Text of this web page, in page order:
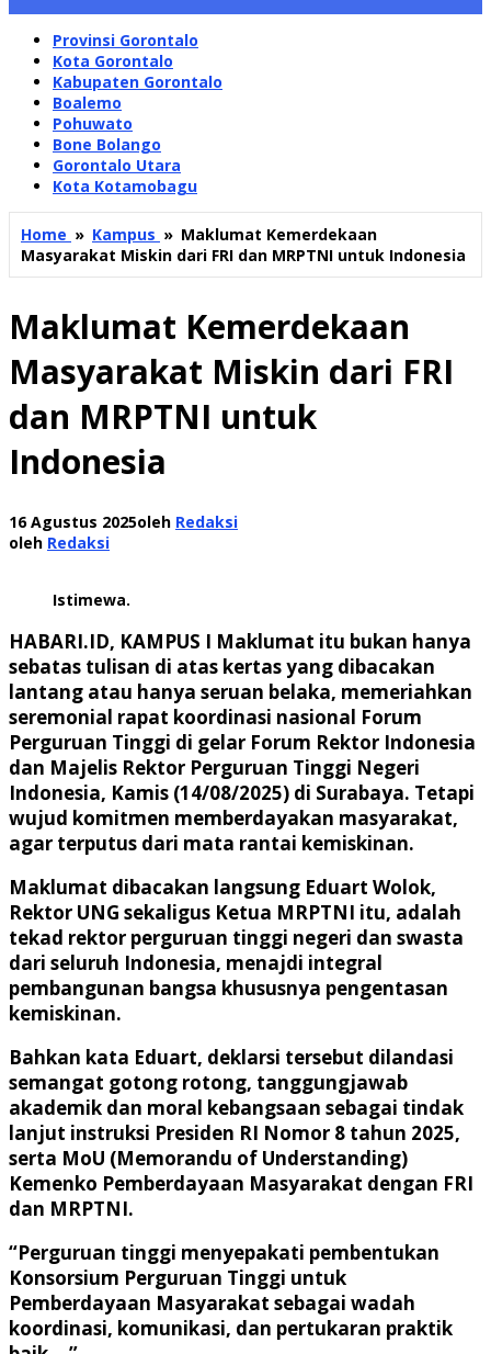
Provinsi Gorontalo
Kota Gorontalo
Kabupaten Gorontalo
Boalemo
Pohuwato
Bone Bolango
Gorontalo Utara
Kota Kotamobagu
Home » Kampus » Maklumat Kemerdekaan
Masyarakat Miskin dari FRI dan MRPTNI untuk Indonesia
Maklumat Kemerdekaan
Masyarakat Miskin dari FRI
dan MRPTNI untuk
Indonesia
16 Agustus 2025oleh Redaksi
oleh Redaksi
Istimewa.
HABARI.ID, KAMPUS I Maklumat itu bukan hanya
sebatas tulisan di atas kertas yang dibacakan
lantang atau hanya seruan belaka, memeriahkan
seremonial rapat koordinasi nasional Forum
Perguruan Tinggi di gelar Forum Rektor Indonesia
dan Majelis Rektor Perguruan Tinggi Negeri
Indonesia, Kamis (14/08/2025) di Surabaya. Tetapi
wujud komitmen memberdayakan masyarakat,
agar terputus dari mata rantai kemiskinan.
Maklumat dibacakan langsung Eduart Wolok,
Rektor UNG sekaligus Ketua MRPTNI itu, adalah
tekad rektor perguruan tinggi negeri dan swasta
dari seluruh Indonesia, menajdi integral
pembangunan bangsa khususnya pengentasan
kemiskinan.
Bahkan kata Eduart, deklarsi tersebut dilandasi
semangat gotong rotong, tanggungjawab
akademik dan moral kebangsaan sebagai tindak
lanjut instruksi Presiden RI Nomor 8 tahun 2025,
serta MoU (Memorandu of Understanding)
Kemenko Pemberdayaan Masyarakat dengan FRI
dan MRPTNI.
“Perguruan tinggi menyepakati pembentukan
Konsorsium Perguruan Tinggi untuk
Pemberdayaan Masyarakat sebagai wadah
koordinasi, komunikasi, dan pertukaran praktik